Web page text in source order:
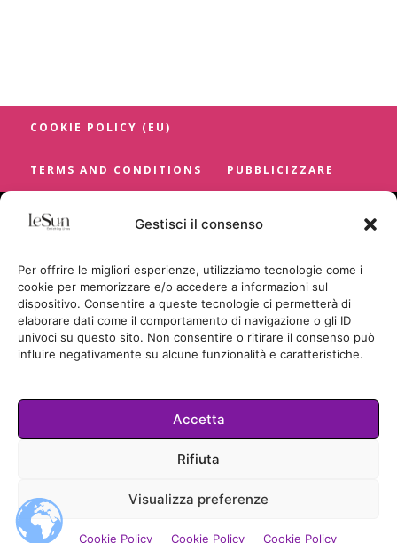
Gestisci il consenso
Per offrire le migliori esperienze, utilizziamo tecnologie come i
cookie per memorizzare e/o accedere a informazioni sul
dispositivo. Consentire a queste tecnologie ci permetterà di
elaborare dati come il comportamento di navigazione o gli ID
univoci su questo sito. Non consentire o ritirare il consenso può
influire negativamente su alcune funzionalità e caratteristiche.
Accetta
Rifiuta
Visualizza preferenze
Cookie Policy Cookie Policy Cookie Policy
COOKIE POLICY (EU)
TERMS AND CONDITIONS PUBBLICIZZARE
Cookie Policy
© LESUN.IT BY SUNCICA BADRIC